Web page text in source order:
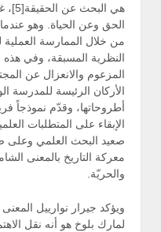
هي
الحق وعن الحياة. وهو
من خلال الممارسة
النظرية المسبقة، وفي
المزعوم والانعزال عن
الأركان الرئيسة للمدرسة
أطروحاتها، وقدّم نموذجاً
الإبقاء على المتطلبات
صعيد البحث العلمي وعلى
معركة التاريخ بالمعنى
والحريّة.
ويؤكد جيرار نوارييل
لمارك بلوخ هو أنه نقل